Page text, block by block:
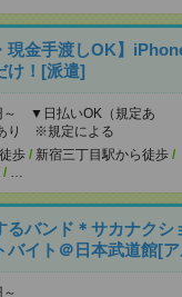
現金手渡しOK】
け！[派遣]
～ ▼日払いOK（規定あ
り ※規定による
歩 / 新宿三丁目駅から徒歩 /
/ …
るバンド＊サカナクシ
バイト＠日本武道館[